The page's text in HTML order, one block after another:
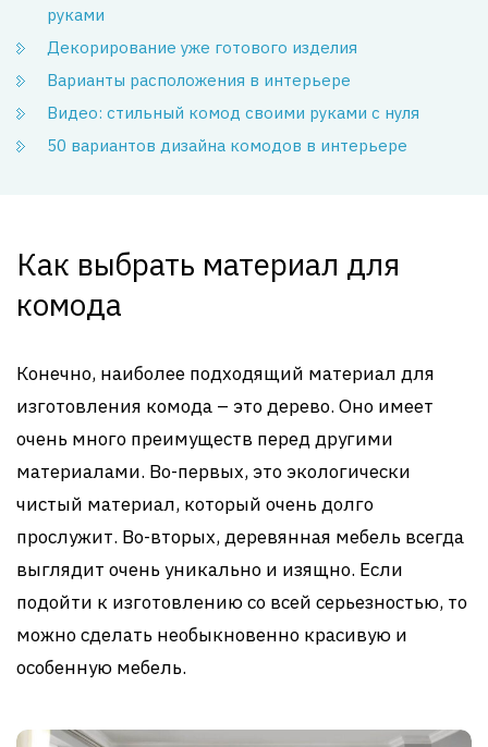
руками
Декорирование уже готового изделия
Варианты расположения в интерьере
Видео: стильный комод своими руками с нуля
50 вариантов дизайна комодов в интерьере
Как выбрать материал для
комода
Конечно, наиболее подходящий материал для
изготовления комода – это дерево. Оно имеет
очень много преимуществ перед другими
материалами. Во-первых, это экологически
чистый материал, который очень долго
прослужит. Во-вторых, деревянная мебель всегда
выглядит очень уникально и изящно. Если
подойти к изготовлению со всей серьезностью, то
можно сделать необыкновенно красивую и
особенную мебель.